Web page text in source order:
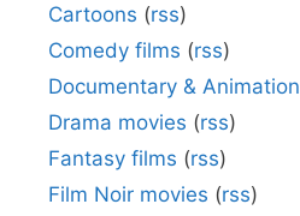
Cartoons (rss)
Comedy films (rss)
Documentary & Animation
Drama movies (rss)
Fantasy films (rss)
Film Noir movies (rss)